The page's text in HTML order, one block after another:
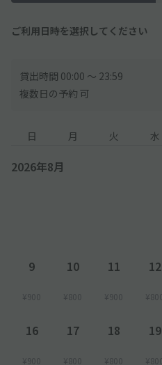
ご利用日時を選択してください
貸出時間 00:00 〜 23:59
複数日の予約 可
日 月 火 水
2026年8月
9
¥900
10
¥800
11
¥900
12
¥800
16
¥900
17
¥800
18
¥800
19
¥800